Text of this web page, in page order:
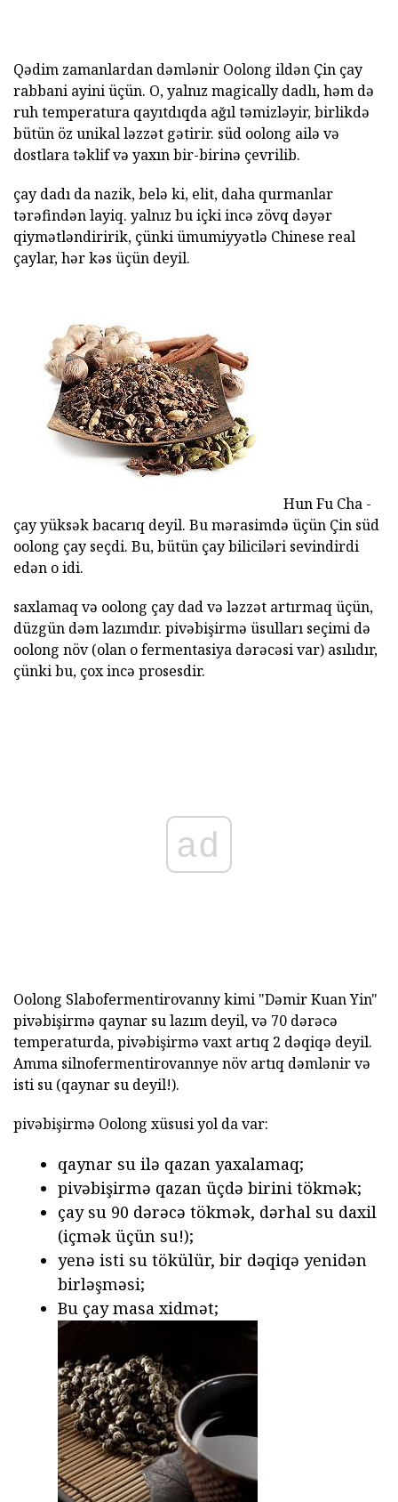
Qədim zamanlardan dəmlənir Oolong ildən Çin çay
rabbani ayini üçün. O, yalnız magically dadlı, həm də
ruh temperatura qayıtdıqda ağıl təmizləyir, birlikdə
bütün öz unikal ləzzət gətirir. süd oolong ailə və
dostlara təklif və yaxın bir-birinə çevrilib.
çay dadı da nazik, belə ki, elit, daha qurmanlar
tərəfindən layiq. yalnız bu içki incə zövq dəyər
qiymətləndiririk, çünki ümumiyyətlə Chinese real
çaylar, hər kəs üçün deyil.
Hun Fu Cha -
çay yüksək bacarıq deyil. Bu mərasimdə üçün Çin süd
oolong çay seçdi. Bu, bütün çay biliciləri sevindirdi
edən o idi.
saxlamaq və oolong çay dad və ləzzət artırmaq üçün,
düzgün dəm lazımdır. pivəbişirmə üsulları seçimi də
oolong növ (olan o fermentasiya dərəcəsi var) asılıdır,
çünki bu, çox incə prosesdir.
ad
Oolong Slabofermentirovanny kimi "Dəmir Kuan Yin"
pivəbişirmə qaynar su lazım deyil, və 70 dərəcə
temperaturda, pivəbişirmə vaxt artıq 2 dəqiqə deyil.
Amma silnofermentirovannye növ artıq dəmlənir və
isti su (qaynar su deyil!).
pivəbişirmə Oolong xüsusi yol da var:
qaynar su ilə qazan yaxalamaq;
pivəbişirmə qazan üçdə birini tökmək;
çay su 90 dərəcə tökmək, dərhal su daxil
(içmək üçün su!);
yenə isti su tökülür, bir dəqiqə yenidən
birləşməsi;
Bu çay masa xidmət;